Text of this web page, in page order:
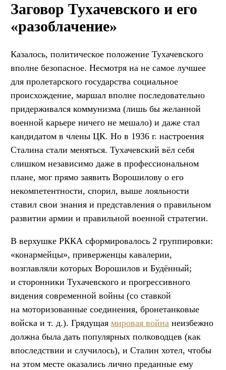
Заговор Тухачевского и его
«разоблачение»
Казалось, политическое положение Тухачевского
вполне безопасное. Несмотря на не самое лучшее
для пролетарского государства социальное
происхождение, маршал вполне последовательно
придерживался коммунизма (лишь бы желанной
военной карьере ничего не мешало) и даже стал
кандидатом в члены ЦК. Но в 1936 г. настроения
Сталина стали меняться. Тухачевский вёл себя
слишком независимо даже в профессиональном
плане, мог прямо заявить Ворошилову о его
некомпетентности, спорил, выше лояльности
ставил свои знания и представления о правильном
развитии армии и правильной военной стратегии.
В верхушке РККА сформировалось 2 группировки:
«конармейцы», приверженцы кавалерии,
возглавляли которых Ворошилов и Будённый;
и сторонники Тухачевского и прогрессивного
видения современной войны (со ставкой
на моторизованные соединения, бронетанковые
войска и т. д.). Грядущая мировая война неизбежно
должна была дать популярных полководцев (как
впоследствии и случилось), и Сталин хотел, чтобы
на этом месте оказались лично преданные ему